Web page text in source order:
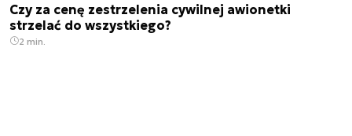
Czy za cenę zestrzelenia cywilnej awionetki
strzelać do wszystkiego?
2 min.